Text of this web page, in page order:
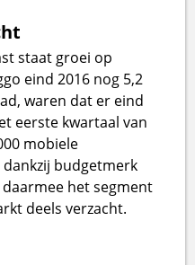
staat groei op
eind 2016 nog 5,2
waren dat er eind
eerste kwartaal van
mobiele
budgetmerk
het segment
deels verzacht.